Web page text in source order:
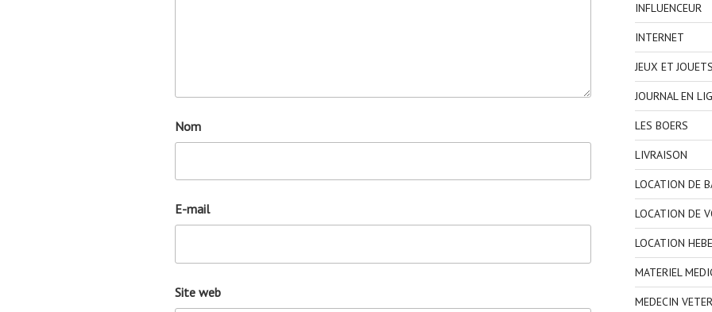
Nom
E-mail
Site web
INFLUENCEUR
INTERNET
JEUX ET JOUETS
JOURNAL EN
LES BOERS
LIVRAISON
LOCATION DE
LOCATION DE
LOCATION
MATERIEL
MEDECIN